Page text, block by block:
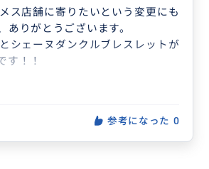
ス店舗に寄りたいという変更にも
ありがとうございます。
シェーヌダンクルブレスレットが
す！！
参考になった 0